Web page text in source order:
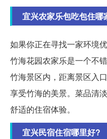
宜兴农家乐包吃包住哪
如果你正在寻找一家环境
竹海花园农家乐是一个不
竹海景区内，距离景区入
享受竹海的美景。菜品清
舒适的住宿体验。
宜兴民宿住宿哪里好?